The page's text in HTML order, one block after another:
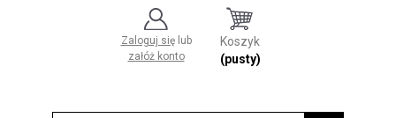
Zaloguj się lub
załóż konto
Koszyk
(pusty)